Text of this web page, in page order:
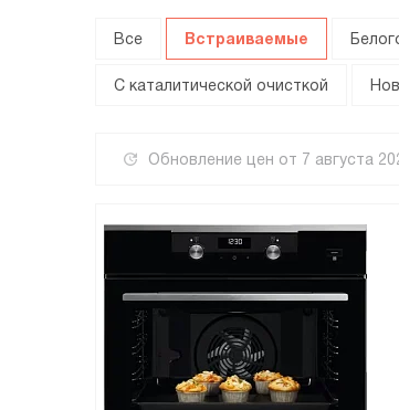
Все Встраиваемые
С каталитической очисткой
Обновление цен от 7 августа